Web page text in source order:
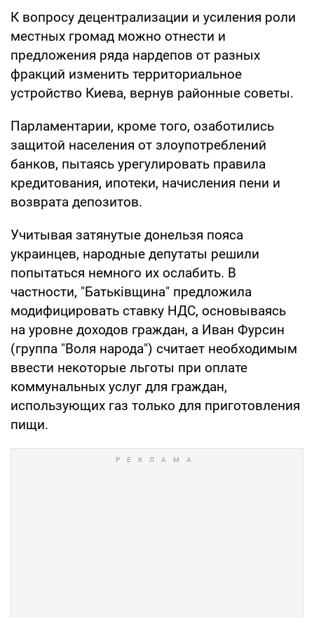
К вопросу децентрализации и усиления роли
местных громад можно отнести и
предложения ряда нардепов от разных
фракций изменить территориальное
устройство Киева, вернув районные советы.
Парламентарии, кроме того, озаботились
защитой населения от злоупотреблений
банков, пытаясь урегулировать правила
кредитования, ипотеки, начисления пени и
возврата депозитов.
Учитывая затянутые донельзя пояса
украинцев, народные депутаты решили
попытаться немного их ослабить. В
частности, "Батьківщина" предложила
модифицировать ставку НДС, основываясь
на уровне доходов граждан, а Иван Фурсин
(группа "Воля народа") считает необходимым
ввести некоторые льготы при оплате
коммунальных услуг для граждан,
использующих газ только для приготовления
пищи.